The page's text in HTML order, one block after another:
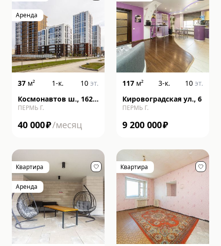
Аренда
37 м² 1-к. 10 эт.
Космонавтов ш., 162,
литера к
ПЕРМЬ Г.
40 000₽/месяц
117 м² 3-к. 10 эт.
Кировоградская ул., 6
ПЕРМЬ Г.
9 200 000₽
Квартира
Аренда
Квартира